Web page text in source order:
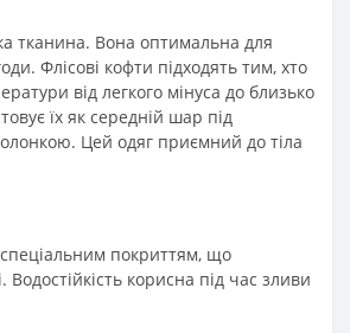
тканина. Вона оптимальна для
Флісові кофти підходять тим, хто
від легкого мінуса до близько
їх як середній шар під
Цей одяг приємний до тіла
покриттям, що
Водостійкість корисна під час зливи